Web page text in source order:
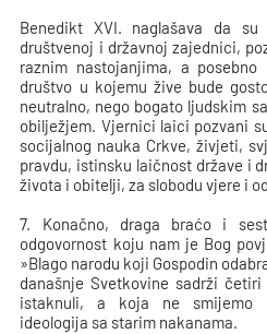
Benedikt XVI. naglašava da
društvenoj i državnoj zajednici,
raznim nastojanjima, a
društvo u kojemu žive bude
neutralno, nego bogato ljudskim
obilježjem. Vjernici laici pozvani
socijalnog nauka Crkve, živjeti,
pravdu, istinsku laičnost države i
života i obitelji, za slobodu vjere i
7. Konačno, draga braćo i
odgovornost koju nam je Bog
»Blago narodu koji Gospodin
današnje Svetkovine sadrži
istaknuli, a koja ne smijemo
ideologija sa starim nakanama.